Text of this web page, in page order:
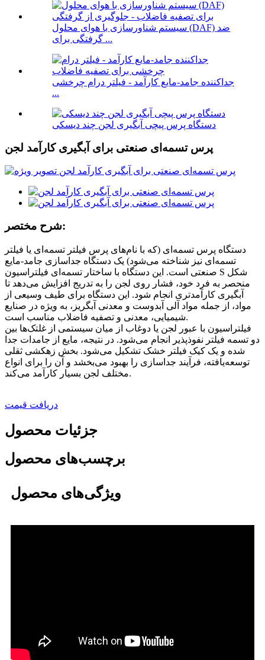
سیستم شناورسازی با هوای محلول (DAF) ضد
گرفتگی برای ...
جداکننده جامد-مایع کارآمد - فیلتر درام چرخشی
...
دستگاه پرس پیچی آبگیری لجن چند دیسکی
پرس تسمه‌ای صنعتی برای آبگیری کارآمد لجن
شرح مختصر:
دستگاه پرس تسمه‌ای (که با نام‌های پرس فیلتر تسمه‌ای یا فیلتر
تسمه‌ای نیز شناخته می‌شود) یک دستگاه جداسازی جامد-مایع
صنعتی است. این دستگاه با ساختار تسمه‌ای فیلتراسیون S شکل
منحصر به فرد خود، فشار روی لجن را به تدریج افزایش می‌دهد تا
آبگیری کارآمدتری انجام شود. این دستگاه برای طیف وسیعی از
مواد، از جمله مواد آلی آبدوست و معدنی آبگریز، به ویژه در صنایع
شیمیایی، معدنی و تصفیه فاضلاب مناسب است.
فیلتراسیون با عبور لجن یا دوغاب از میان سیستمی از غلتک‌ها بین
دو تسمه فیلتر نفوذپذیر انجام می‌شود. در نتیجه، مایع از جامدات جدا
شده و یک کیک فیلتر خشک تشکیل می‌شود. بخش زهکشی ثقلی
توسعه‌یافته، فرآیند جداسازی را بهبود می‌بخشد و آن را برای انواع
مختلف لجن بسیار کارآمد می‌کند.
دریافت قیمت
جزئیات محصول
برچسب‌های محصول
ویژگی‌های محصول